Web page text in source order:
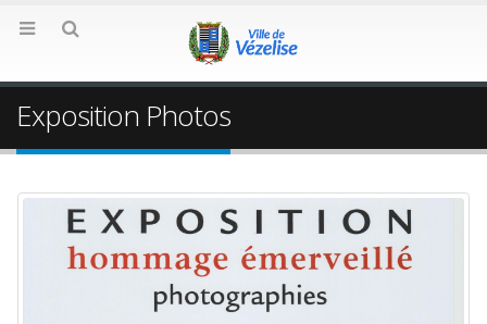
Exposition Photos